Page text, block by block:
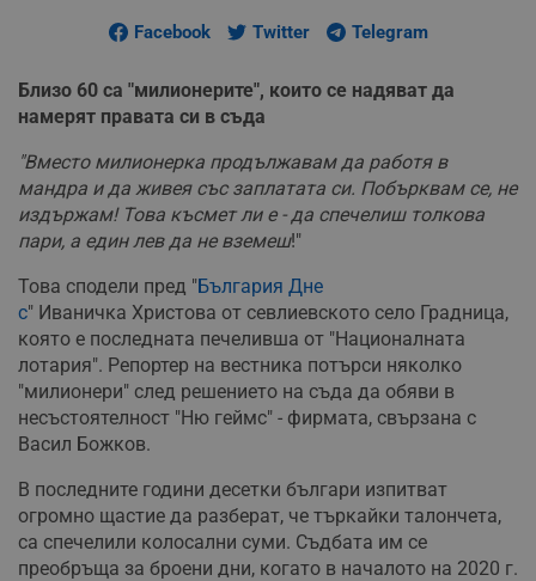
Facebook Twitter Telegram
Близо 60 са "милионерите", които се надяват да
намерят правата си в съда
"Вместо милионерка продължавам да работя в
мандра и да живея със заплатата си. Побърквам се, не
издържам! Това късмет ли е - да спечелиш толкова
пари, а един лев да не вземеш!"
Това сподели пред "България Дне
с" Иваничка Христова от севлиевското село Градница,
която е последната печеливша от "Националната
лотария". Репортер на вестника потърси няколко
"милионери" след решението на съда да обяви в
несъстоятелност "Ню геймс" - фирмата, свързана с
Васил Божков.
В последните години десетки българи изпитват
огромно щастие да разберат, че търкайки талончета,
са спечелили колосални суми. Съдбата им се
преобръща за броени дни, когато в началото на 2020 г.